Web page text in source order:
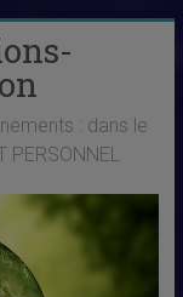
: dans le
PERSONNEL